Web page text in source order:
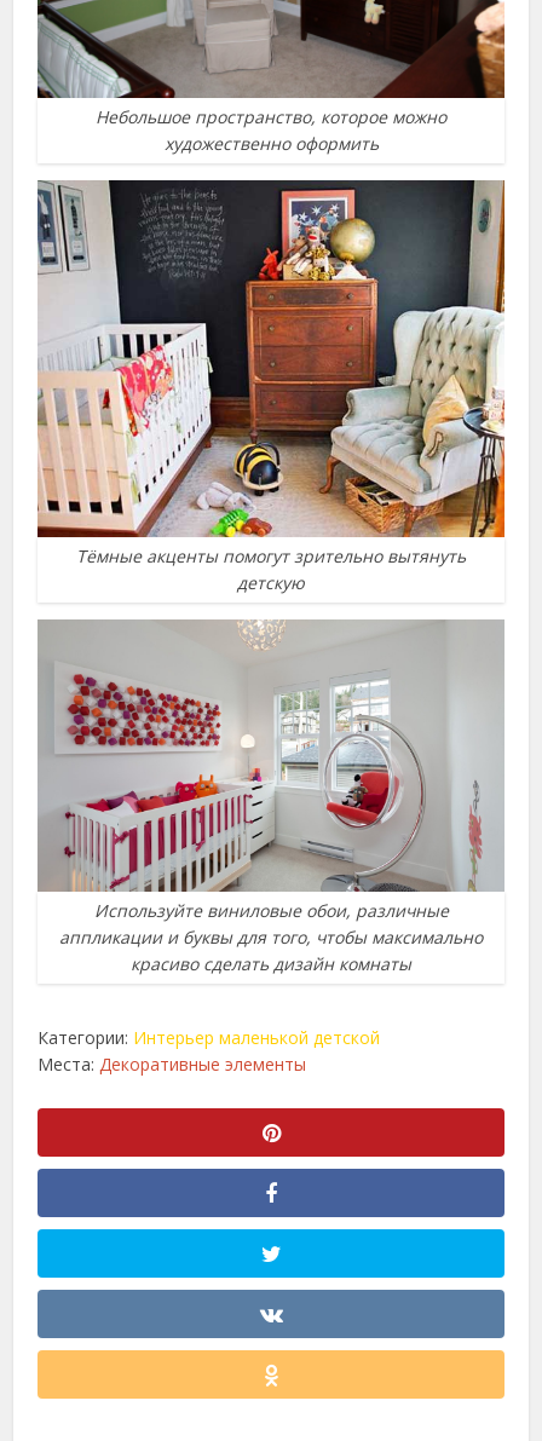
Небольшое пространство, которое можно
художественно оформить
Тёмные акценты помогут зрительно вытянуть
детскую
Используйте виниловые обои, различные
аппликации и буквы для того, чтобы максимально
красиво сделать дизайн комнаты
Категории: Интерьер маленькой детской
Места:Декоративные элементы